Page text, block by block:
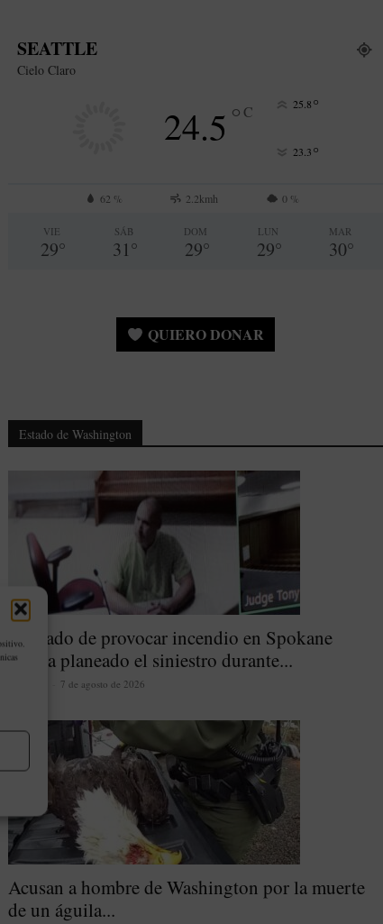
SEATTLE
Cielo Claro
24.5 °C 25.8°
23.3°
62 % 2.2kmh 0 %
VIE
29°
SÁB
31°
DOM
29°
LUN
29°
MAR
30°
QUIERO DONAR
Estado de Washington
Acusado de provocar incendio en Spokane
habría planeado el siniestro durante...
7 de agosto de 2026
Acusan a hombre de Washington por la muerte
de un águila...